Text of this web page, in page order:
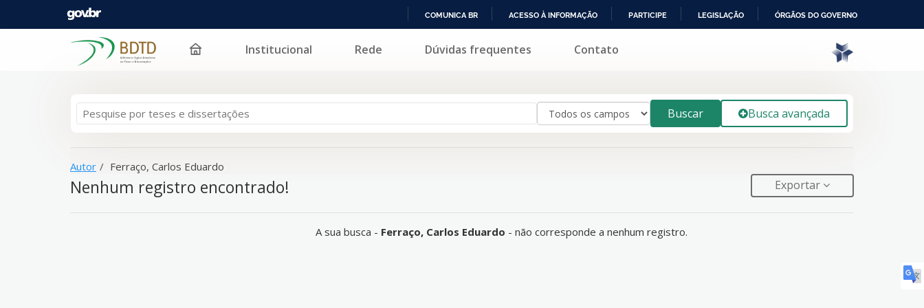
PARA
COMUNICA BR ACESSO À INFORMAÇÃO PARTICIPE LEGISLAÇÃO ÓRGÃOS DO GOVERNO
Ferraço, Carlos Eduardo- não corresponde a nenhum registro.
Pular para o conteúdo Institucional Rede Dúvidas frequentes Contato
Buscar Busca avançada
Autor Ferraço, Carlos Eduardo
Nenhum registro encontrado! Exportar
A sua busca - Ferraço, Carlos Eduardo - não corresponde a nenhum registro.